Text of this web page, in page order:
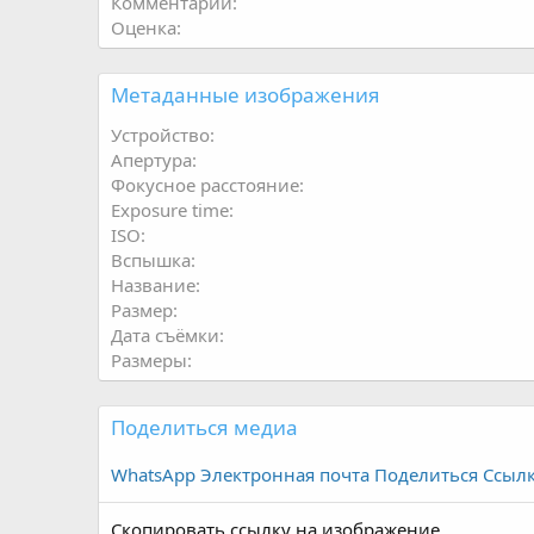
Оценка
Метаданные изображения
Устройство
Апертура
Фокусное расстояние
Exposure time
ISO
Вспышка
Название
Размер
Дата съёмки
Размеры
Поделиться медиа
WhatsApp Электронная почта Поделиться